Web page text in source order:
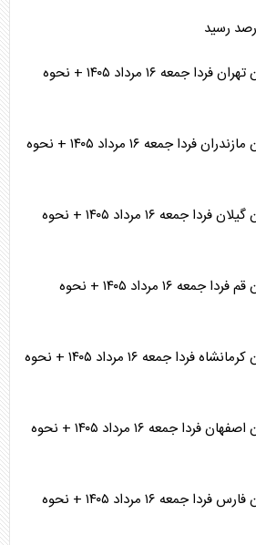
جدول قطعی برق استان تهران فردا جمعه ۱۶ مرداد ۱۴۰۵ + نحوه
جدول قطعی برق استان مازندران فردا جمعه ۱۶ مرداد ۱۴۰۵ + نحوه
جدول قطعی برق استان گیلان فردا جمعه ۱۶ مرداد ۱۴۰۵ + نحوه
جدول قطعی برق استان قم فردا جمعه ۱۶ مرداد ۱۴۰۵ + نحوه
جدول قطعی برق استان کرمانشاه فردا جمعه ۱۶ مرداد ۱۴۰۵ + نحوه
جدول قطعی برق استان اصفهان فردا جمعه ۱۶ مرداد ۱۴۰۵ + نحوه
جدول قطعی برق استان فارس فردا جمعه ۱۶ مرداد ۱۴۰۵ + نحوه